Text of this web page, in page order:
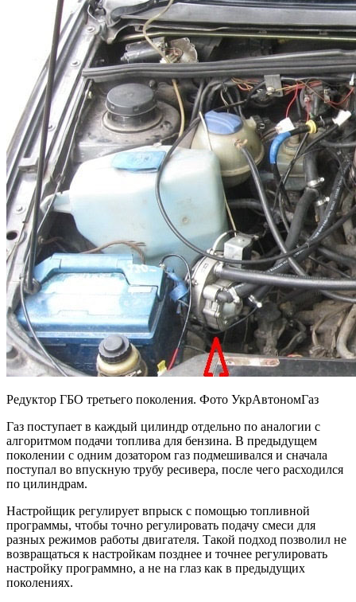
Редуктор ГБО третьего поколения. Фото УкрАвтономГаз
Газ поступает в каждый цилиндр отдельно по аналогии с
алгоритмом подачи топлива для бензина. В предыдущем
поколении с одним дозатором газ подмешивался и сначала
поступал во впускную трубу ресивера, после чего расходился
по цилиндрам.
Настройщик регулирует впрыск с помощью топливной
программы, чтобы точно регулировать подачу смеси для
разных режимов работы двигателя. Такой подход позволил не
возвращаться к настройкам позднее и точнее регулировать
настройку программно, а не на глаз как в предыдущих
поколениях.